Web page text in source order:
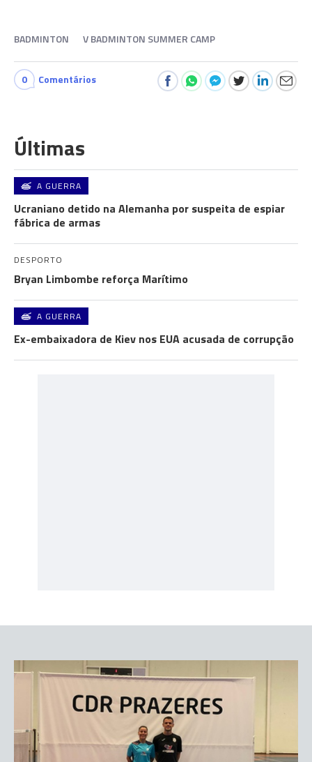
BADMINTON V BADMINTON SUMMER CAMP
0 Comentários
Últimas
A GUERRA
Ucraniano detido na Alemanha por suspeita de espiar
fábrica de armas
DESPORTO
Bryan Limbombe reforça Marítimo
A GUERRA
Ex-embaixadora de Kiev nos EUA acusada de corrupção